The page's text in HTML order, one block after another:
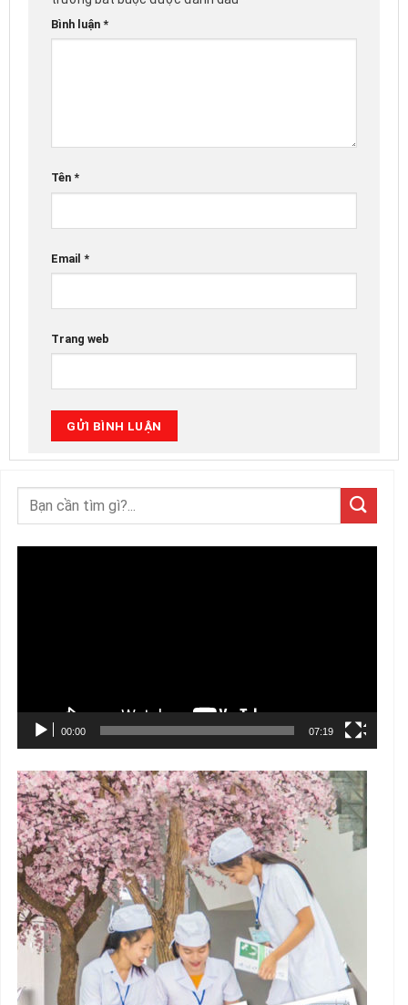
Bình luận *
Tên *
Email *
Trang web
00:00 07:19